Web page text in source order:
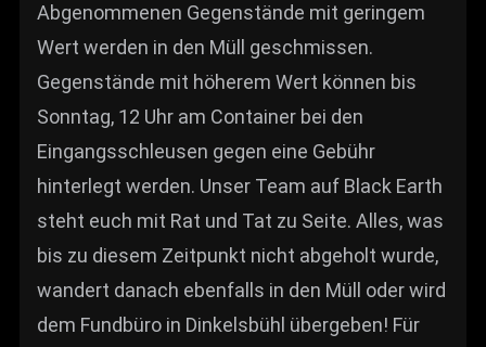
Abgenommenen Gegenstände mit geringem
Wert werden in den Müll geschmissen.
Gegenstände mit höherem Wert können bis
Sonntag, 12 Uhr am Container bei den
Eingangsschleusen gegen eine Gebühr
hinterlegt werden. Unser Team auf Black Earth
steht euch mit Rat und Tat zu Seite. Alles, was
bis zu diesem Zeitpunkt nicht abgeholt wurde,
wandert danach ebenfalls in den Müll oder wird
dem Fundbüro in Dinkelsbühl übergeben! Für